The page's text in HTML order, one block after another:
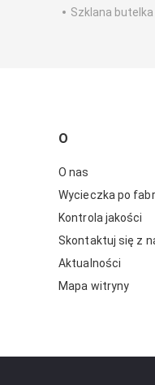
Szklana
O
O nas
Wycieczka po
Kontrola jakości
Skontaktuj się z
Aktualności
Mapa witryny